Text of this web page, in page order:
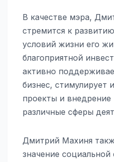
В качестве мэра,
стремится к
условий жизни его
благоприятной
активно
бизнес, стимулирует
проекты и внедрение
различные сферы
Дмитрий Махиня
значение